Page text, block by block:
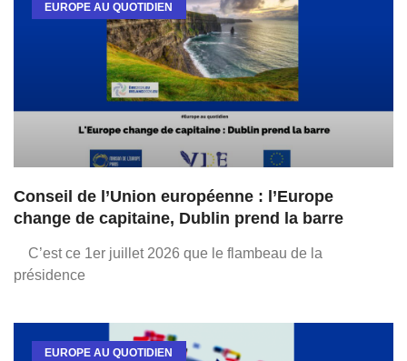
EUROPE AU QUOTIDIEN
Conseil de l’Union européenne : l’Europe
change de capitaine, Dublin prend la barre
C’est ce 1er juillet 2026 que le flambeau de la
présidence
EUROPE AU QUOTIDIEN